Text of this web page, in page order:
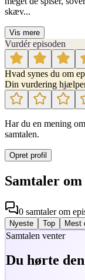
skæv...
Vis mere
Vurdér episoden
Hvad synes du om
Din vurdering
Har du en mening
samtalen.
Opret profil
Samtaler om
0 samtalerom
Nyeste Top Mest
Samtalen venter
Du hørte